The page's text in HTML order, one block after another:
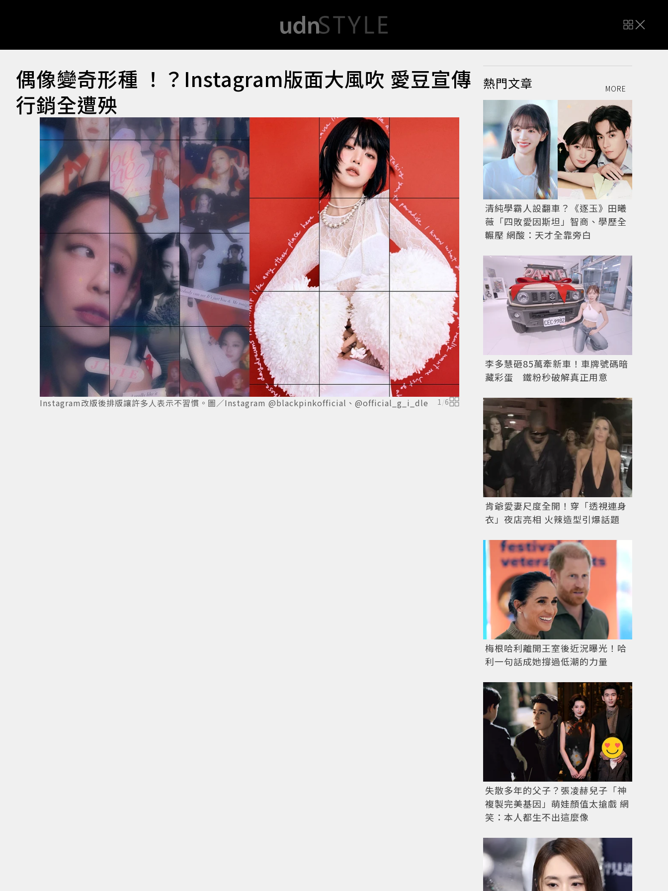
偶像變奇形種 ！？Instagram版面大風吹 愛豆宣傳
行銷全遭殃
Instagram改版後排版讓許多人表示不習慣。圖／Instagram @blackpinkofficial、@official_g_i_dle 1/6
Instagram改版後排版讓許多人表示不習慣。圖／
熱門文章 MORE
清純學霸人設翻車？《逐玉》田曦
薇「四敗愛因斯坦」智商、學歷全
輾壓 網酸：天才全靠旁白
李多慧砸85萬牽新車！車牌號碼暗
藏彩蛋 鐵粉秒破解真正用意
肯爺愛妻尺度全開！穿「透視連身
衣」夜店亮相 火辣造型引爆話題
梅根哈利離開王室後近況曝光！哈
利一句話成她撐過低潮的力量
失散多年的父子？張凌赫兒子「神
複製完美基因」萌娃顏值太搶戲 網
笑：本人都生不出這麼像